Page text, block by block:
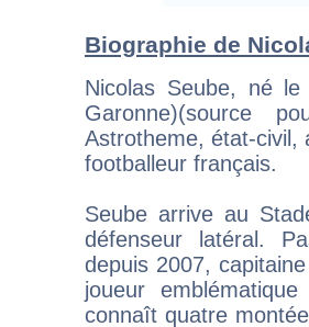
Biographie de
Nicolas Seube, né
Garonne)(source
Astrotheme, état-civil,
footballeur français.
Seube arrive au
défenseur latéral.
depuis 2007,
joueur
connaît quatre